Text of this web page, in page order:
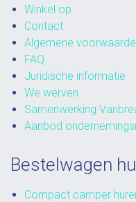
Winkel op
Contact
Algemene
FAQ
Juridische informatie
We werven
Samenwerking
Aanbod
Bestelwagen
Compact camper